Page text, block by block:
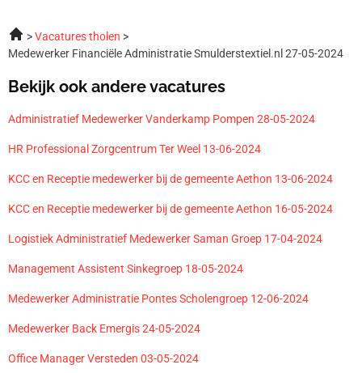
Vacatures tholen
Medewerker Financiële Administratie Smulderstextiel.nl 27-05-2024
Bekijk ook andere vacatures
Administratief Medewerker Vanderkamp Pompen 28-05-2024
HR Professional Zorgcentrum Ter Weel 13-06-2024
KCC en Receptie medewerker bij de gemeente Aethon 13-06-2024
KCC en Receptie medewerker bij de gemeente Aethon 16-05-2024
Logistiek Administratief Medewerker Saman Groep 17-04-2024
Management Assistent Sinkegroep 18-05-2024
Medewerker Administratie Pontes Scholengroep 12-06-2024
Medewerker Back Emergis 24-05-2024
Office Manager Versteden 03-05-2024